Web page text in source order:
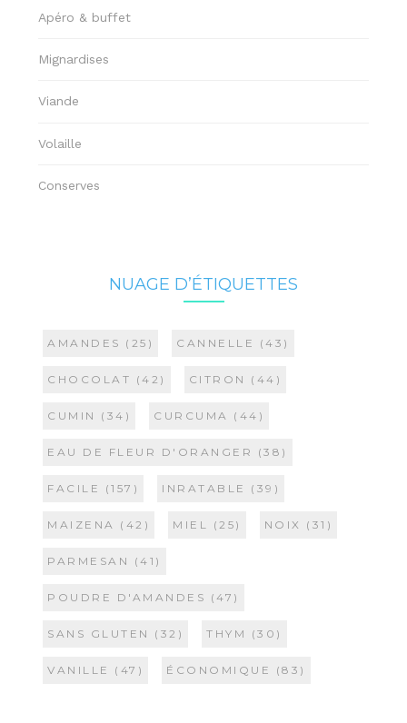
Apéro & buffet
Mignardises
Viande
Volaille
Conserves
NUAGE D’ÉTIQUETTES
AMANDES (25) CANNELLE (43)
CHOCOLAT (42) CITRON (44)
CUMIN (34) CURCUMA (44)
EAU DE FLEUR D'ORANGER (38)
FACILE (157) INRATABLE (39)
MAIZENA (42) MIEL (25) NOIX (31)
PARMESAN (41)
POUDRE D'AMANDES (47)
SANS GLUTEN (32) THYM (30)
VANILLE (47) ÉCONOMIQUE (83)